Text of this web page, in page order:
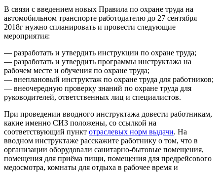
В связи с введением новых Правила по охране труда на
автомобильном транспорте работодателю до 27 сентября
2018г нужно спланировать и провести следующие
мероприятия:
— разработать и утвердить инструкции по охране труда;
— разработать и утвердить программы инструктажа на
рабочем месте и обучения по охране труда;
— внеплановый инструктаж по охране труда для работников;
— внеочередную проверку знаний по охране труда для
руководителей, ответственных лиц и специалистов.
При проведении вводного инструктажа довести работникам,
какие именно СИЗ положены, со ссылкой на
соответствующий пункт отраслевых норм выдачи. На
вводном инструктаже расскажите работнику о том, что в
организации оборудовали санитарно-бытовые помещения,
помещения для приёма пищи, помещения для предрейсового
медосмотра, комнаты для отдыха в рабочее время и